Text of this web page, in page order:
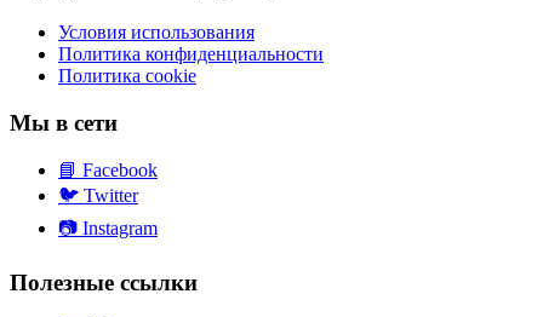
Условия использования
Политика конфиденциальности
Политика cookie
Мы в сети
📘 Facebook
🐦 Twitter
📷 Instagram
Полезные ссылки